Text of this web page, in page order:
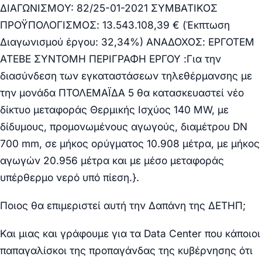
ΔΙΑΓΩΝΙΣΜΟY: 82/25-01-2021 ΣΥΜΒΑΤΙΚΟΣ
ΠΡΟΫΠΟΛΟΓΙΣΜΟΣ: 13.543.108,39 € (Έκπτωση
Διαγωνισμού έργου: 32,34%) ΑΝΑΔΟΧΟΣ: ΕΡΓΟΤΕΜ
ΑΤΕΒΕ ΣΥΝΤΟΜΗ ΠΕΡΙΓΡΑΦΗ ΕΡΓΟΥ :Για την
διασύνδεση των εγκαταστάσεων τηλεθέρμανσης με
την μονάδα ΠΤΟΛΕΜΑΪΔΑ 5 θα κατασκευαστεί νέο
δίκτυο μεταφοράς Θερμικής Ισχύος 140 MW, με
δίδυμους, προμονωμένους αγωγούς, διαμέτρου DN
700 mm, σε μήκος ορύγματος 10.908 μέτρα, με μήκος
αγωγών 20.956 μέτρα και με μέσο μεταφοράς
υπέρθερμο νερό υπό πίεση.}.
Ποιος θα επιμεριστεί αυτή την Δαπάνη της ΔΕΤΗΠ;
Και μιας και γράφουμε για τα Data Center που κάποιοι
παπαγαλίσκοι της προπαγάνδας της κυβέρνησης ότι